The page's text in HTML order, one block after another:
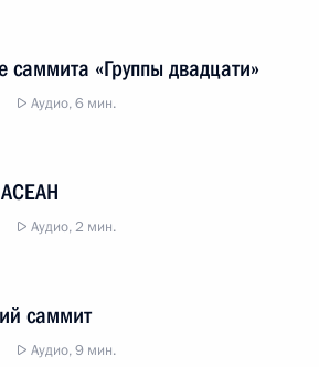
саммита «Группы двадцати»
Аудио, 6 мин.
Аудио, 2 мин.
саммит
Аудио, 9 мин.